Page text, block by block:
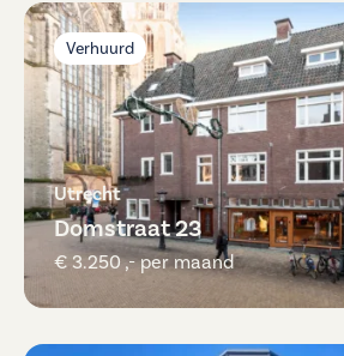
Verhuurd
Utrecht
Domstraat 23
€ 3.250 ,- per maand